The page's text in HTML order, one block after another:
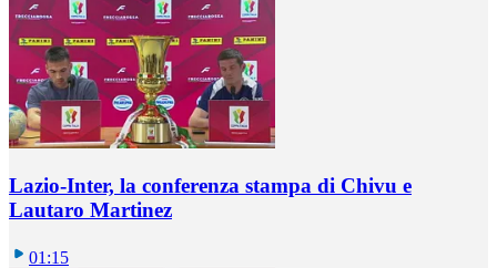
Lazio-Inter, la conferenza stampa di Chivu e
Lautaro Martinez
01:15